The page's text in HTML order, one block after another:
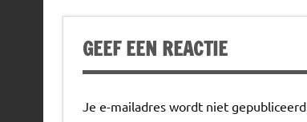
GEEF EEN REACTIE
Je e-mailadres wordt niet gepubliceerd.